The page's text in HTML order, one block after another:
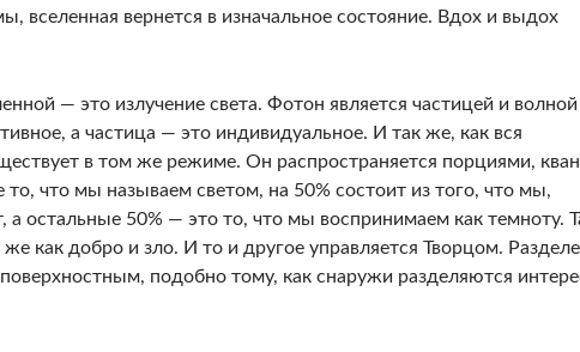
вселенная вернется в изначальное состояние. Вдох и выдох
— это излучение света. Фотон является частицей и вол­ной
а частица — это индивидуальное. И так же, как вся
в том же режиме. Он распространяется порциями,
что мы на­зываем светом, на 50% состоит из того, что мы,
а остальные 50% — это то, что мы воспринимаем как темноту.
как добро и зло. И то и другое управляется Творцом.
подобно тому, как снаружи разде­ляются